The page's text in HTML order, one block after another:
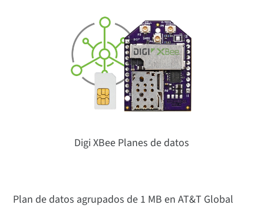
Digi XBee Planes de datos
Plan de datos agrupados de 1 MB en AT&T Global